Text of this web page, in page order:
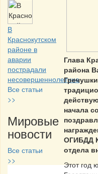
В
Краснокутском
районе в
аварии
пострадали
несовершеннолетние
Все статьи
>>
Мировые
новости
Все статьи
>>
Глава
района
начала
ОГИБДД
отдела
Этот год